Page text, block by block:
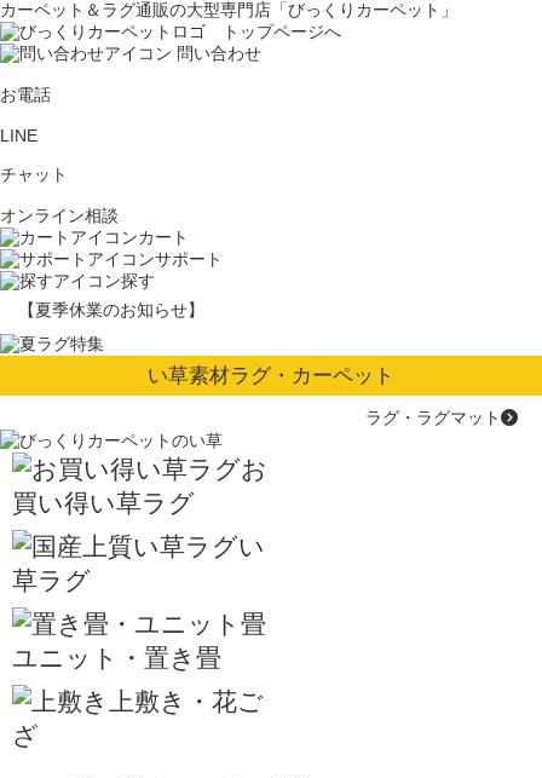
カーペット＆ラグ通販の大型専門店「びっくりカーペット」
問い合わせ
お電話
LINE
チャット
オンライン相談
カート
サポート
探す
【夏季休業のお知らせ】
い草素材ラグ・カーペット
ラグ・ラグマット
お
買い得い草ラグ
い
草ラグ
ユニット・置き畳
上敷き・花ご
ざ